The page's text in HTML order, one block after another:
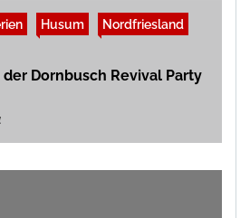
Husum
Nordfriesland
Dornbusch Revival Party